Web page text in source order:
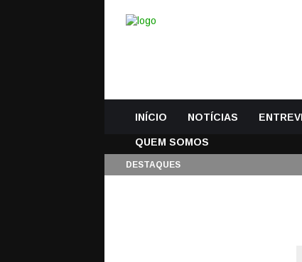
INÍCIO NOTÍCIAS
QUEM SOMOS
DESTAQUES